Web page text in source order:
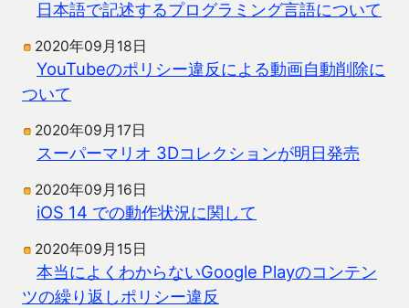
日本語で記述するプログラミング言語について
2020年09月18日
YouTubeのポリシー違反による動画自動削除に
ついて
2020年09月17日
スーパーマリオ 3Dコレクションが明日発売
2020年09月16日
iOS 14 での動作状況に関して
2020年09月15日
本当によくわからないGoogle Playのコンテン
ツの繰り返しポリシー違反